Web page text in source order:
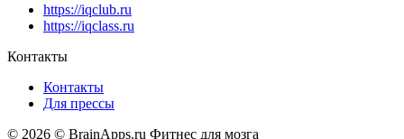
https://iqclub.ru
https://iqclass.ru
Контакты
Контакты
Для прессы
© 2026 © BrainApps.ru Фитнес для мозга